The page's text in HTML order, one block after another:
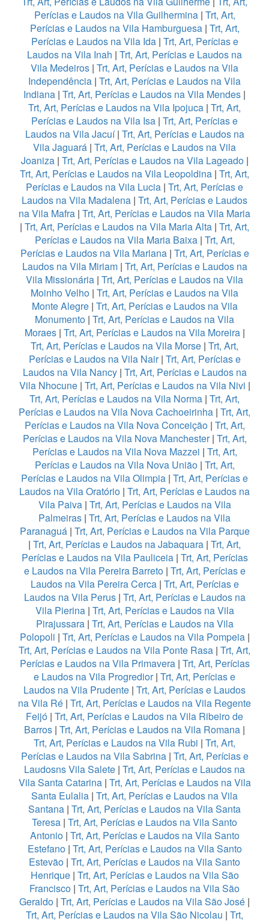
Perícias e Laudos na Vila Guilhermina| Trt, Art,
Perícias e Laudos na Vila Hamburguesa| Trt, Art,
Perícias e Laudos na Vila Ida| Trt, Art, Perícias e
Laudos na Vila Inah | Trt, Art, Perícias e Laudos na
Vila Medeiros | Trt, Art, Perícias e Laudos na Vila
Independência | Trt, Art, Perícias e Laudos na Vila
Indiana | Trt, Art, Perícias e Laudos na Vila Mendes |
Trt, Art, Perícias e Laudos na Vila Ipojuca | Trt, Art,
Perícias e Laudos na Vila Isa | Trt, Art, Perícias e
Laudos na Vila Jacuí| Trt, Art, Perícias e Laudos na
Vila Jaguará | Trt, Art, Perícias e Laudos na Vila
Joaniza| Trt, Art, Perícias e Laudos na Vila Lageado|
Trt, Art, Perícias e Laudos na Vila Leopoldina | Trt, Art,
Perícias e Laudos na Vila Lucia | Trt, Art, Perícias e
Laudos na Vila Madalena | Trt, Art, Perícias e Laudos
na Vila Mafra | Trt, Art, Perícias e Laudos na Vila Maria
| Trt, Art, Perícias e Laudos na Vila Maria Alta | Trt, Art,
Perícias e Laudos na Vila Maria Baixa| Trt, Art,
Perícias e Laudos na Vila Mariana| Trt, Art, Perícias e
Laudos na Vila Miriam| Trt, Art, Perícias e Laudos na
Vila Missionária | Trt, Art, Perícias e Laudos na Vila
Moinho Velho | Trt, Art, Perícias e Laudos na Vila
Monte Alegre| Trt, Art, Perícias e Laudos na Vila
Monumento | Trt, Art, Perícias e Laudos na Vila
Moraes| Trt, Art, Perícias e Laudos na Vila Moreira|
Trt, Art, Perícias e Laudos na Vila Morse | Trt, Art,
Perícias e Laudos na Vila Nair| Trt, Art, Perícias e
Laudos na Vila Nancy| Trt, Art, Perícias e Laudos na
Vila Nhocune| Trt, Art, Perícias e Laudos na Vila Nivi |
Trt, Art, Perícias e Laudos na Vila Norma | Trt, Art,
Perícias e Laudos na Vila Nova Cachoeirinha | Trt, Art,
Perícias e Laudos na Vila Nova Conceição| Trt, Art,
Perícias e Laudos na Vila Nova Manchester| Trt, Art,
Perícias e Laudos na Vila Nova Mazzei | Trt, Art,
Perícias e Laudos na Vila Nova União| Trt, Art,
Perícias e Laudos na Vila Olimpia | Trt, Art, Perícias e
Laudos na Vila Oratório | Trt, Art, Perícias e Laudos na
Vila Paiva| Trt, Art, Perícias e Laudos na Vila
Palmeiras | Trt, Art, Perícias e Laudos na Vila
Paranaguá| Trt, Art, Perícias e Laudos na Vila Parque
| Trt, Art, Perícias e Laudos na Jabaquara | Trt, Art,
Perícias e Laudos na Vila Pauliceia| Trt, Art, Perícias
e Laudos na Vila Pereira Barreto| Trt, Art, Perícias e
Laudos na Vila Pereira Cerca| Trt, Art, Perícias e
Laudos na Vila Perus| Trt, Art, Perícias e Laudos na
Vila Pierina| Trt, Art, Perícias e Laudos na Vila
Pirajussara| Trt, Art, Perícias e Laudos na Vila
Polopoli | Trt, Art, Perícias e Laudos na Vila Pompeia|
Trt, Art, Perícias e Laudos na Vila Ponte Rasa | Trt, Art,
Perícias e Laudos na Vila Primavera| Trt, Art, Perícias
e Laudos na Vila Progredior| Trt, Art, Perícias e
Laudos na Vila Prudente | Trt, Art, Perícias e Laudos
na Vila Ré | Trt, Art, Perícias e Laudos na Vila Regente
Feijó | Trt, Art, Perícias e Laudos na Vila Ribeiro de
Barros | Trt, Art, Perícias e Laudos na Vila Romana |
Trt, Art, Perícias e Laudos na Vila Rubi | Trt, Art,
Perícias e Laudos na Vila Sabrina| Trt, Art, Perícias e
Laudosns Vila Salete | Trt, Art, Perícias e Laudos na
Vila Santa Catarina| Trt, Art, Perícias e Laudos na Vila
Santa Eulalia | Trt, Art, Perícias e Laudos na Vila
Santana | Trt, Art, Perícias e Laudos na Vila Santa
Teresa | Trt, Art, Perícias e Laudos na Vila Santo
Antonio| Trt, Art, Perícias e Laudos na Vila Santo
Estefano| Trt, Art, Perícias e Laudos na Vila Santo
Estevão | Trt, Art, Perícias e Laudos na Vila Santo
Henrique| Trt, Art, Perícias e Laudos na Vila São
Francisco | Trt, Art, Perícias e Laudos na Vila São
Geraldo | Trt, Art, Perícias e Laudos na Vila São José |
Trt, Art, Perícias e Laudos na Vila São Nicolau | Trt,